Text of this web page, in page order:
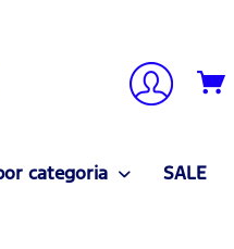
categoria SALE